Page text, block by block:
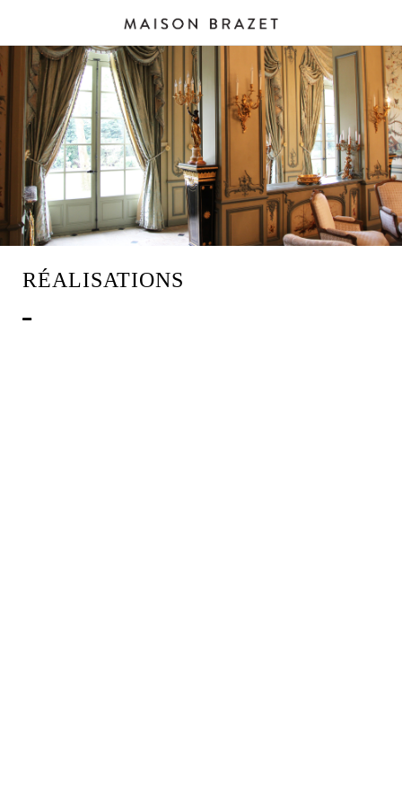
RÉALISATIONS